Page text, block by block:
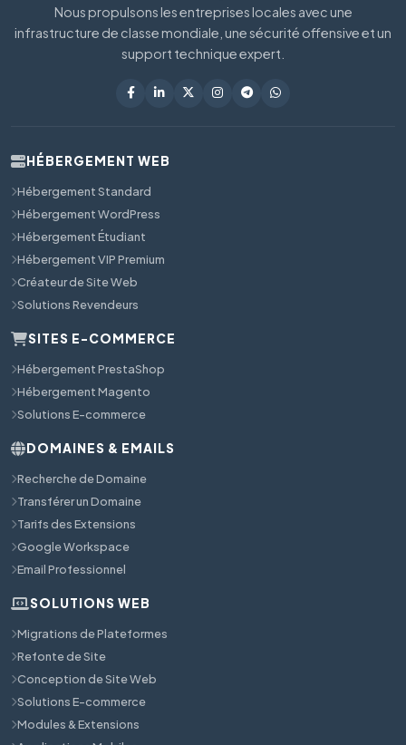
Nous propulsons les entreprises locales avec une
infrastructure de classe mondiale, une sécurité offensive et un
support technique expert.
HÉBERGEMENT WEB
Hébergement Standard
Hébergement WordPress
Hébergement Étudiant
Hébergement VIP Premium
Créateur de Site Web
Solutions Revendeurs
SITES E-COMMERCE
Hébergement PrestaShop
Hébergement Magento
Solutions E-commerce
DOMAINES & EMAILS
Recherche de Domaine
Transférer un Domaine
Tarifs des Extensions
Google Workspace
Email Professionnel
SOLUTIONS WEB
Migrations de Plateformes
Refonte de Site
Conception de Site Web
Solutions E-commerce
Modules & Extensions